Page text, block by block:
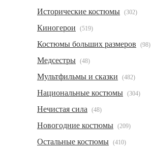
Исторические костюмы (302)
Киногерои (519)
Костюмы больших размеров (98)
Медсестры (48)
Мультфильмы и сказки (482)
Национальные костюмы (304)
Нечистая сила (48)
Новогодние костюмы (209)
Остальные костюмы (410)